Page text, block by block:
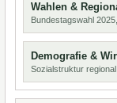
Wahlen &
Bundestagswahl
Demografie &
Sozialstruktur